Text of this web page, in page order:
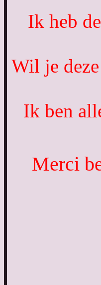
Ik heb
Wil je
Ik ben
Merci